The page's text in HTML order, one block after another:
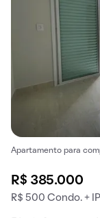
Apartamento para
R$ 385.000
R$ 500 Condo. +